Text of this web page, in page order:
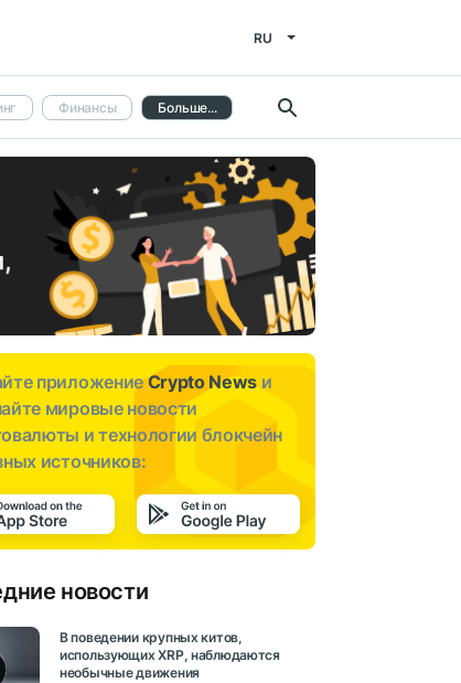
RU
Финансы Больше...
приложениеCrypto News и
мировые новости
и технологии блокчейн
источников:
новости
В поведении крупных китов,
использующих XRP, наблюдаются
необычные движения